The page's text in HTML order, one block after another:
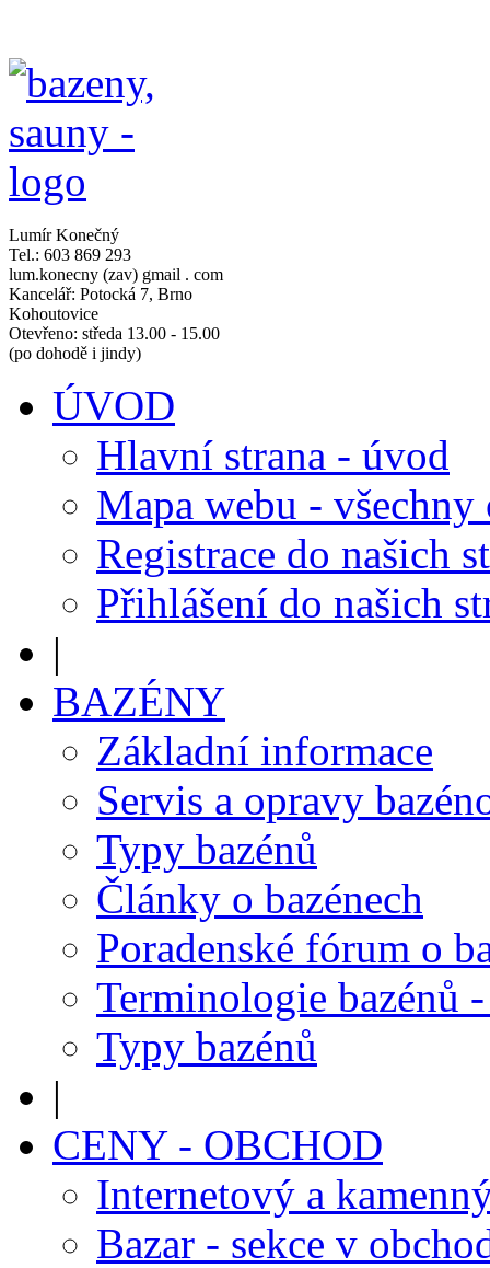
Lumír Konečný
Tel.: 603 869 293
lum.konecny (zav) gmail . com
Kancelář: Potocká 7, Brno
Kohoutovice
Otevřeno: středa 13.00 - 15.00
(po dohodě i jindy)
ÚVOD
Hlavní strana - úvod
Mapa webu - všechny
Registrace do našich
Přihlášení do našich
|
BAZÉNY
Základní informace
Servis a opravy
Typy bazénů
Články o bazénech
Poradenské fórum o
Terminologie bazénů
Typy bazénů
|
CENY - OBCHOD
Internetový a
Bazar - sekce v